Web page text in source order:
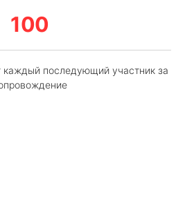
100
каждый последующий участник за